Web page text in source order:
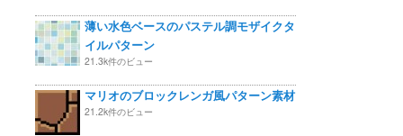
薄い水色ベースのパステル調モザイクタ
イルパターン
21.3k件のビュー
マリオのブロックレンガ風パターン素材
21.2k件のビュー